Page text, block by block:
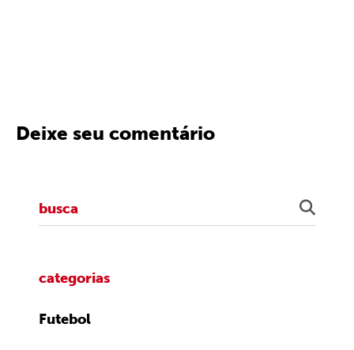
Deixe seu comentário
categorias
Futebol